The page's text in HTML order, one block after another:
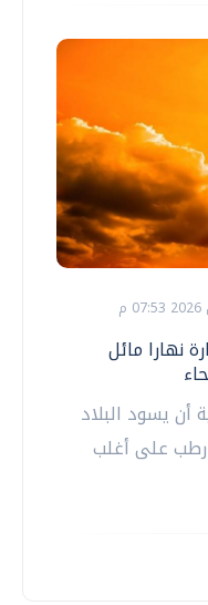
نهارا مائل
أن يسود البلاد
على أغلب